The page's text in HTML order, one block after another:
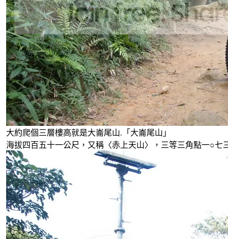
大約爬個三層樓高就是大崙尾山.「大崙尾山」
海拔四百五十一公尺，又稱〈赤上天山〉，三等三角點一○七